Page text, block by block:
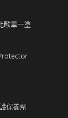
歐單一塗
保養劑